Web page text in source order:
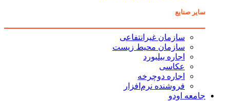
سایر صنایع
سازمان غیرانتفاعی
سازمان محیط زیست
اجاره بیلبورد
عکاسی
اجاره دوچرخه
فروشنده نرم‌افزار
جامعه اودو